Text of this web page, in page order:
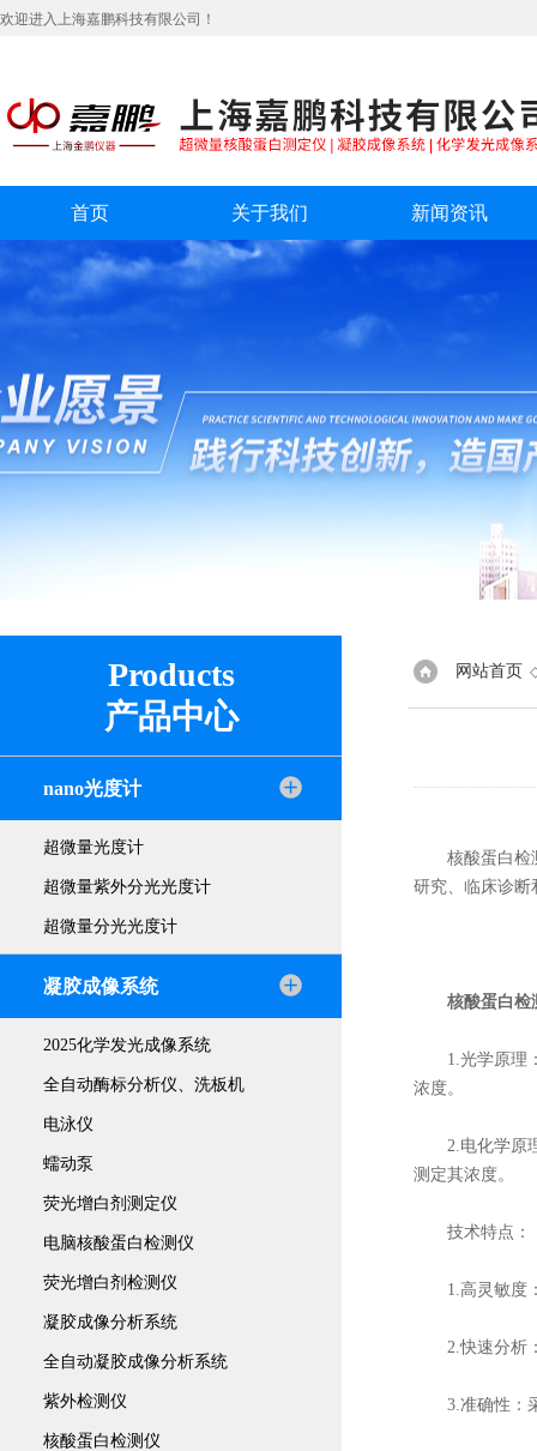
欢迎进入上海嘉鹏科技有限公司！
首页 关于我们 新闻资讯
Products
产品中心
nano光度计
超微量光度计
超微量紫外分光光度计
超微量分光光度计
凝胶成像系统
2025化学发光成像系统
全自动酶标分析仪、洗板机
电泳仪
蠕动泵
荧光增白剂测定仪
电脑核酸蛋白检测仪
荧光增白剂检测仪
凝胶成像分析系统
全自动凝胶成像分析系统
紫外检测仪
核酸蛋白检测仪
网站首页
核酸蛋白检测
研究、临床诊断
核酸蛋白检
1.光学原理：
浓度。
2.电化学原理
测定其浓度。
技术特点：
1.高灵敏度：
2.快速分析：
3.准确性：采